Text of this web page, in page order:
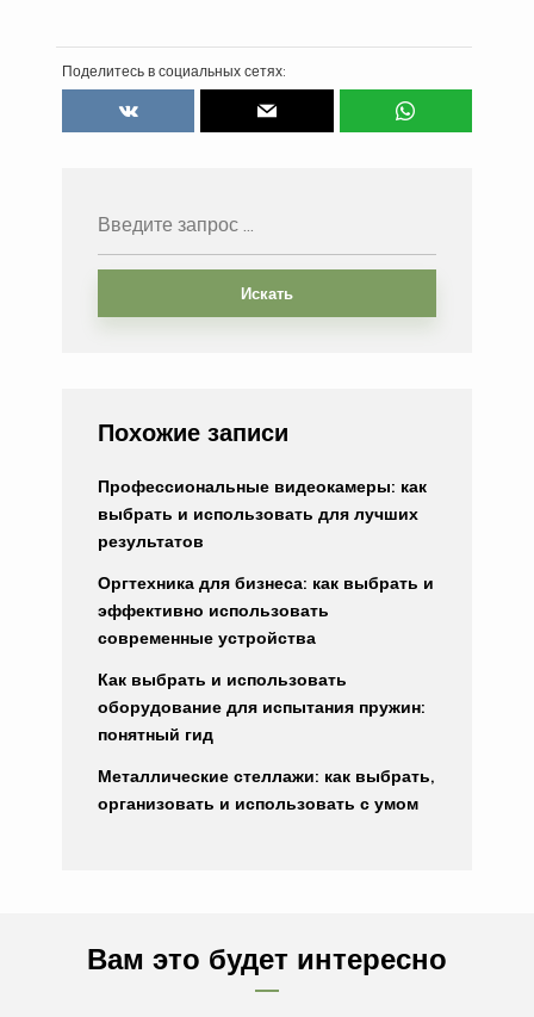
Поделитесь в социальных сетях:
Искать
Похожие записи
Профессиональные видеокамеры: как
выбрать и использовать для лучших
результатов
Оргтехника для бизнеса: как выбрать и
эффективно использовать
современные устройства
Как выбрать и использовать
оборудование для испытания пружин:
понятный гид
Металлические стеллажи: как выбрать,
организовать и использовать с умом
Вам это будет интересно